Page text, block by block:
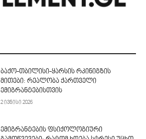
ბაქო-თბილისი-ყარსის რკინიგზის
მითები: რეალობა ქართველი
ემიგრანტებისთვის
2 ივნისი 2026
ემიგრანტების ფსიქოლოგიური